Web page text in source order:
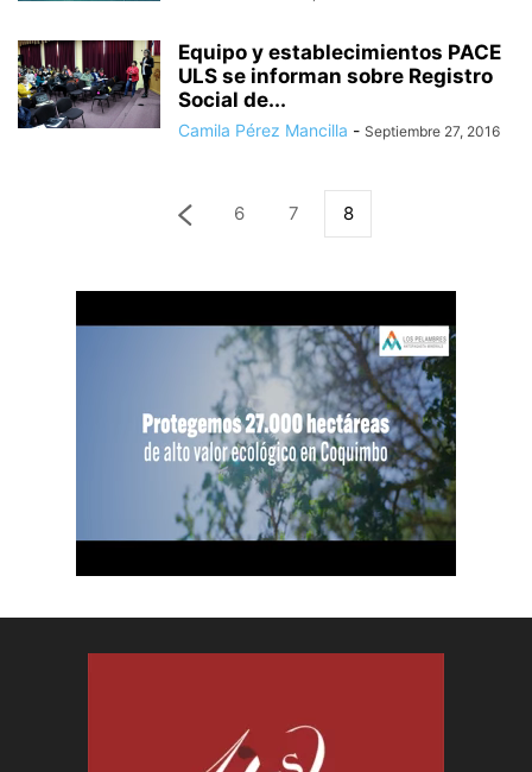
Equipo y establecimientos PACE
ULS se informan sobre Registro
Social de...
Camila Pérez Mancilla - Septiembre 27, 2016
6 7 8